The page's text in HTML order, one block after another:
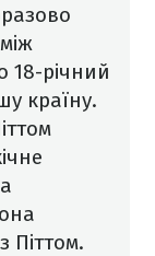
18-річний
країну.
Піттом.